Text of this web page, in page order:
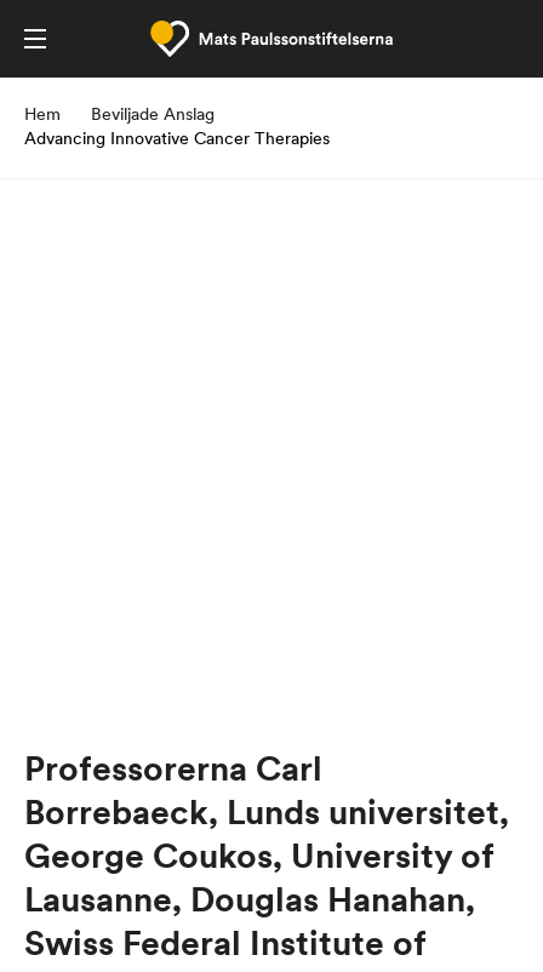
Hem
Beviljade Anslag
Advancing Innovative Cancer Therapies
Professorerna Carl
Borrebaeck, Lunds universitet,
George Coukos, University of
Lausanne, Douglas Hanahan,
Swiss Federal Institute of